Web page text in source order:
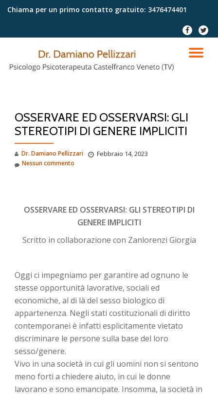
Chiama per un primo contatto gratuito: 3476474401
fa-
facebook
fa-
twitter
OSSERVARE ED OSSERVARSI: GLI
STEREOTIPI DI GENERE IMPLICITI
Dr. Damiano Pellizzari Febbraio 14, 2023
Nessun commento
OSSERVARE ED OSSERVARSI: GLI STEREOTIPI DI
GENERE IMPLICITI
Scritto in collaborazione con Zanlorenzi Giorgia
Oggi ci impegniamo per garantire ad ognuno le
stesse opportunità lavorative, sociali ed
economiche, al di là del sesso biologico di
appartenenza. Negli stati costituzionali di diritto
contemporanei è infatti esplicitamente vietato
discriminare le persone sulla base del loro
sesso/genere.
Vivo in una società in cui gli uomini non si sentono
meno forti a chiedere aiuto, in cui le donne
lavorano e sono emancipate. Insomma, la società in